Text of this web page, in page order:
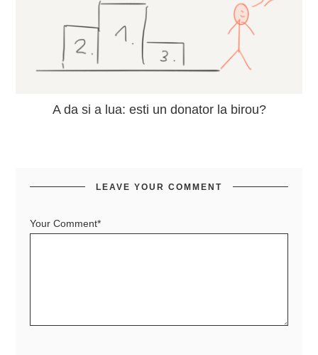
A da si a lua: esti un donator la birou?
LEAVE YOUR COMMENT
Your Comment*